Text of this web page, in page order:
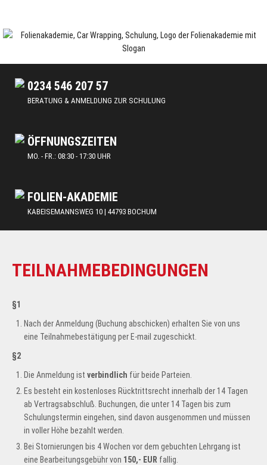
content
FOLIENAKADEMIE
0234 546 207 57
BERATUNG & ANMELDUNG ZUR SCHULUNG
ÖFFNUNGSZEITEN
MO. - FR.: 08:30 - 17:30 UHR
FOLIEN-AKADEMIE
KABEISEMANNSWEG 10 | 44793 BOCHUM
TEILNAHMEBEDINGUNGEN
§1
Nach der Anmeldung (Buchung abschicken) erhalten Sie von uns
eine Teilnahmebestätigung per E-mail zugeschickt.
§2
Die Anmeldung ist verbindlich für beide Parteien.
Es besteht ein kostenloses Rücktrittsrecht innerhalb der 14 Tagen
ab Vertragsabschluß. Buchungen, die unter 14 Tagen bis zum
Schulungstermin eingehen, sind davon ausgenommen und müssen
in voller Höhe bezahlt werden.
Bei Stornierungen bis 4 Wochen vor dem gebuchten Lehrgang ist
eine Bearbeitungsgebühr von 150,- EUR fallig.